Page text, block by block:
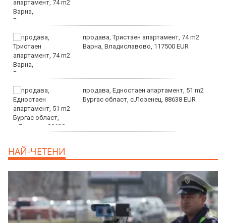
продава, Тристаен апартамент, 74 m2
Варна, Владиславово, 117500 EUR
продава, Едностаен апартамент, 51 m2
Бургас област, с.Лозенец, 88638 EUR
EUR
НАЙ-ЧЕТЕНИ